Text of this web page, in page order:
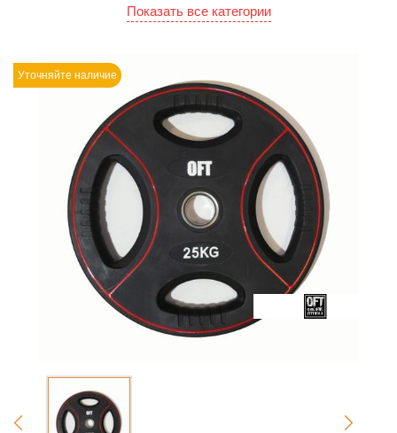
Показать все категории
Уточняйте наличие